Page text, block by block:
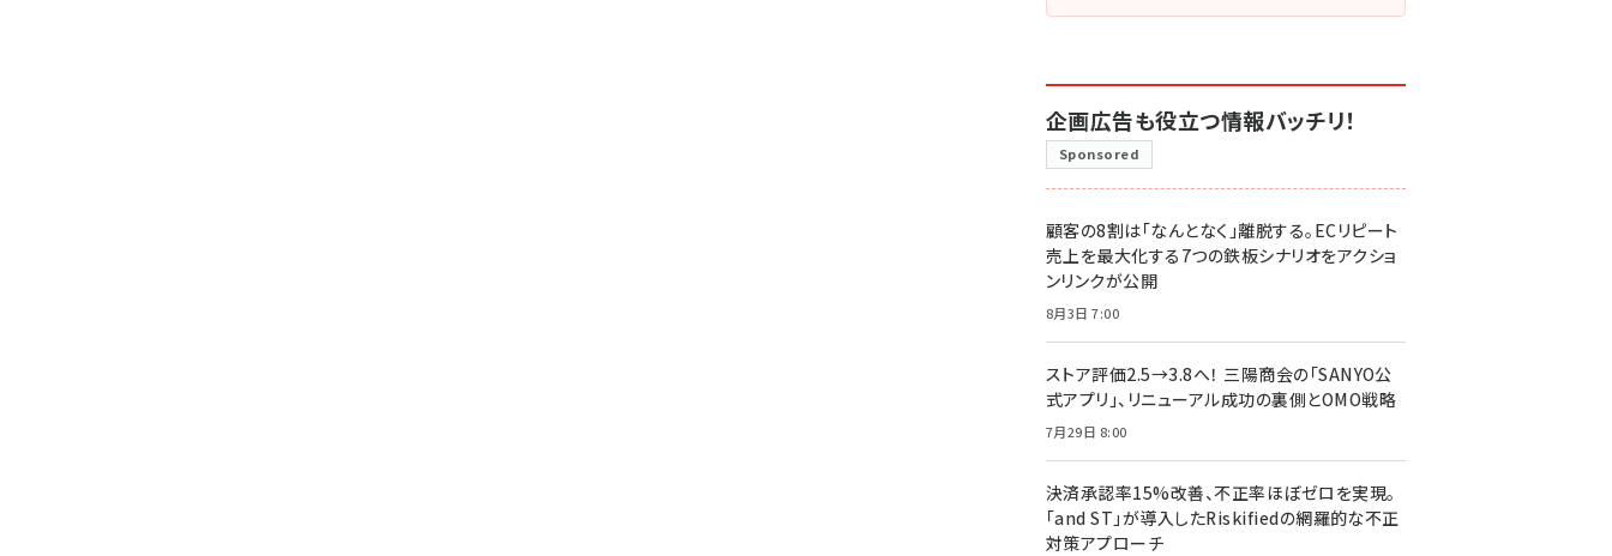
企画広告も役立つ情報バッチリ！
Sponsored
顧客の8割は「なんとなく」離脱する。ECリピート
売上を最大化する7つの鉄板シナリオをアクショ
ンリンクが公開
8月3日 7:00
ストア評価2.5→3.8へ！ 三陽商会の「SANYO公
式アプリ」、リニューアル成功の裏側とOMO戦略
7月29日 8:00
決済承認率15%改善、不正率ほぼゼロを実現。
「and ST」が導入したRiskifiedの網羅的な不正
対策アプローチ